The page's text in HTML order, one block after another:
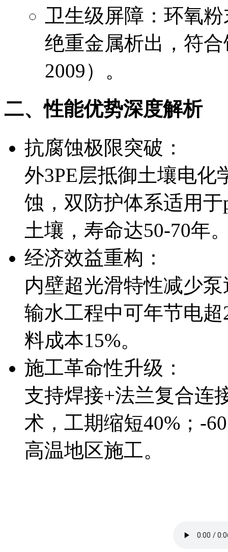
卫生级屏障：环氧
绝重金属析出，符
2009）。
二、性能优势深度解析
抗腐蚀极限突破：
外3PE层抵御土壤电化
蚀，双防护体系适用
土壤，寿命达50-70年
经济效益重构：
内壁超光滑特性减少
输水工程中可年节电
料成本15%。
施工革命性升级：
支持焊接+法兰复合连
术，工期缩短40%；-
高温地区施工。